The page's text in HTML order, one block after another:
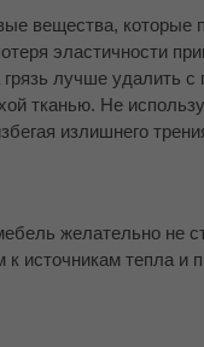
вещества, которые
эластичности
лучше удалить
тканью. Не
излишнего
желательно не
к источникам тепла и